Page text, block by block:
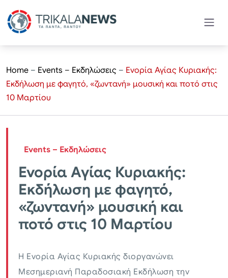
Home – Events – Εκδηλώσεις – Ενορία Αγίας Κυριακής:
Εκδήλωση με φαγητό, «ζωντανή» μουσική και ποτό στις
10 Μαρτίου
Events – Εκδηλώσεις
Ενορία Αγίας Κυριακής:
Εκδήλωση με φαγητό,
«ζωντανή» μουσική και
ποτό στις 10 Μαρτίου
Η Ενορία Αγίας Κυριακής διοργανώνει
Μεσημεριανή Παραδοσιακή Εκδήλωση την